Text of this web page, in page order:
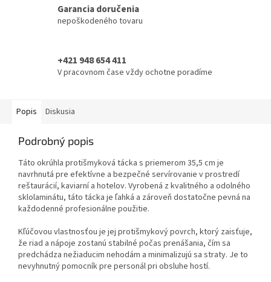
Garancia doručenia
nepoškodeného tovaru
+421 948 654 411
V pracovnom čase vždy ochotne poradíme
Popis Diskusia
Podrobný popis
Táto okrúhla protišmyková tácka s priemerom 35,5 cm je
navrhnutá pre efektívne a bezpečné servírovanie v prostredí
reštaurácií, kaviarní a hotelov. Vyrobená z kvalitného a odolného
sklolaminátu, táto tácka je ľahká a zároveň dostatočne pevná na
každodenné profesionálne použitie.
Kľúčovou vlastnosťou je jej protišmykový povrch, ktorý zaisťuje,
že riad a nápoje zostanú stabilné počas prenášania, čím sa
predchádza nežiaducim nehodám a minimalizujú sa straty. Je to
nevyhnutný pomocník pre personál pri obsluhe hostí.